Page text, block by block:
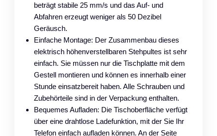
beträgt stabile 25 mm/s und das Auf- und
Abfahren erzeugt weniger als 50 Dezibel
Geräusch.
Einfache Montage: Der Zusammenbau dieses
elektrisch höhenverstellbaren Stehpultes ist sehr
einfach. Sie müssen nur die Tischplatte mit dem
Gestell montieren und können es innerhalb einer
Stunde einsatzbereit haben. Alle Schrauben und
Zubehörteile sind in der Verpackung enthalten.
Bequemes Aufladen: Die Tischoberfläche verfügt
über eine drahtlose Ladefunktion, mit der Sie Ihr
Telefon einfach aufladen können. An der Seite